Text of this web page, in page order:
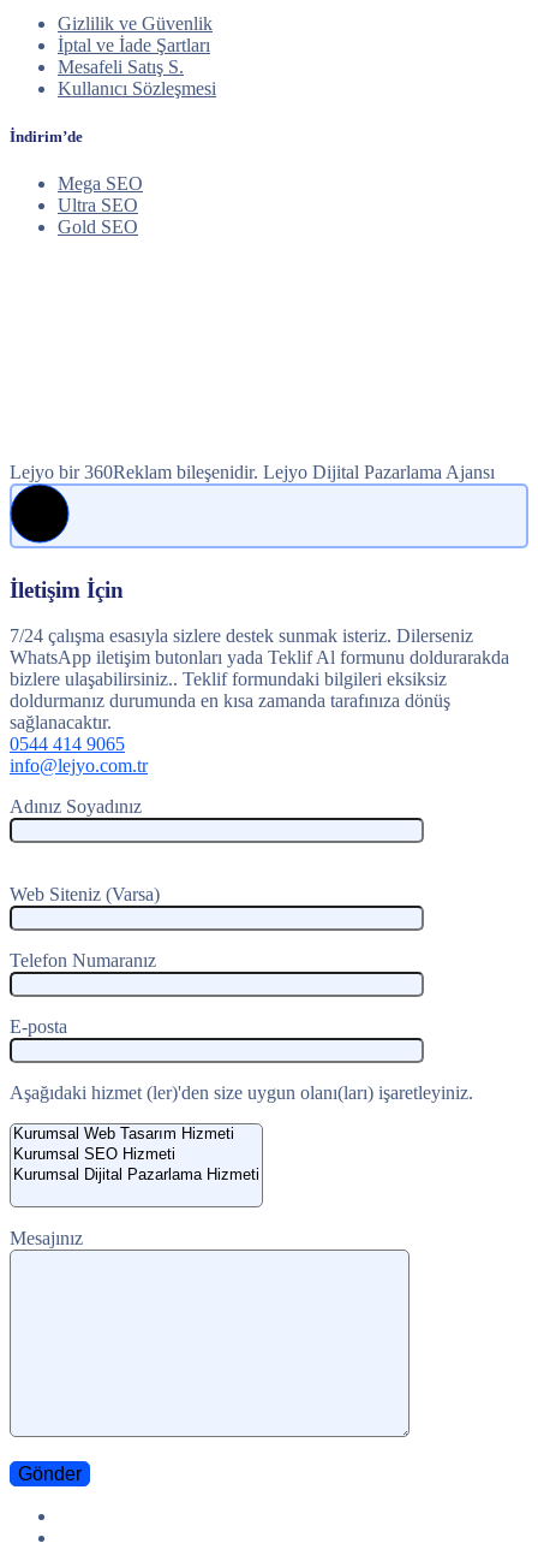
Gizlilik ve Güvenlik
İptal ve İade Şartları
Mesafeli Satış S.
Kullanıcı Sözleşmesi
İndirim’de
Mega SEO
Ultra SEO
Gold SEO
Lejyo bir 360Reklam bileşenidir. Lejyo Dijital Pazarlama Ajansı
İletişim İçin
7/24 çalışma esasıyla sizlere destek sunmak isteriz. Dilerseniz
WhatsApp iletişim butonları yada Teklif Al formunu doldurarakda
bizlere ulaşabilirsiniz.. Teklif formundaki bilgileri eksiksiz
doldurmanız durumunda en kısa zamanda tarafınıza dönüş
sağlanacaktır.
0544 414 9065
info@lejyo.com.tr
Adınız Soyadınız
Web Siteniz (Varsa)
Telefon Numaranız
E-posta
Aşağıdaki hizmet (ler)'den size uygun olanı(ları) işaretleyiniz.
Mesajınız